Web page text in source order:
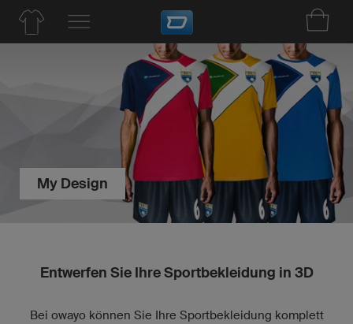
My Design
Entwerfen Sie Ihre Sportbekleidung in 3D
Bei owayo können Sie Ihre Sportbekleidung komplett